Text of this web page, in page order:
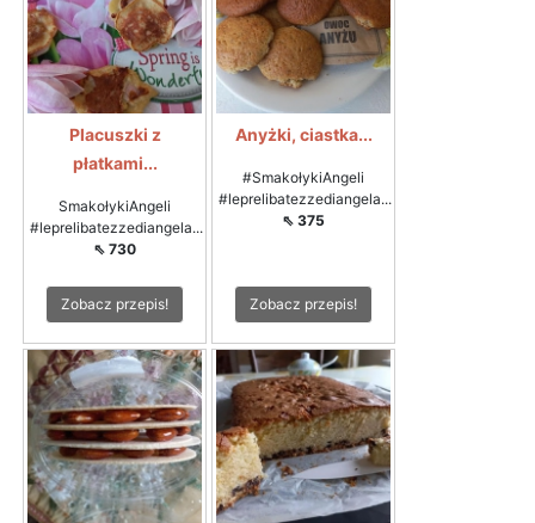
Placuszki z
płatkami...
SmakołykiAngeli
#leprelibatezzediangela...
⇖ 730
Zobacz przepis!
Anyżki, ciastka...
#SmakołykiAngeli
#leprelibatezzediangela...
⇖ 375
Zobacz przepis!